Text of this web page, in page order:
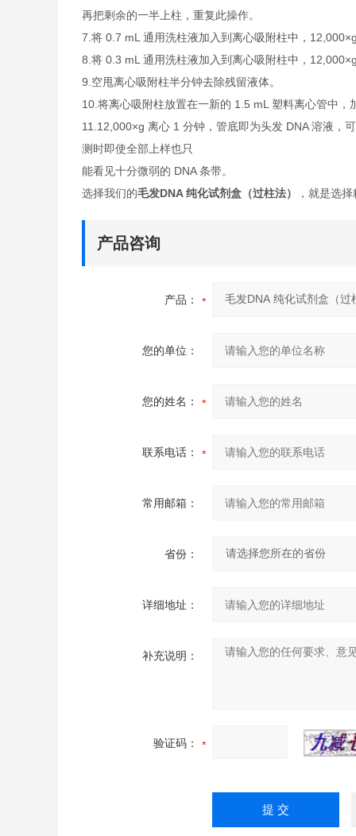
再把剩余的一半上柱，重复此操作。
7.将 0.7 mL 通用洗柱液加入到离心吸附柱中，
8.将 0.3 mL 通用洗柱液加入到离心吸附柱中，
9.空甩离心吸附柱半分钟去除残留液体。
10.将离心吸附柱放置在一新的 1.5 mL 塑料离心管中
11.12,000×g 离心 1 分钟，管底即为头发 DNA 溶液，
测时即使全部上样也只
能看见十分微弱的 DNA 条带。
选择我们的毛发DNA 纯化试剂盒（过柱法） ，就是选
产品咨询
产品：
您的单位：
您的姓名：
联系电话：
常用邮箱：
省份：
详细地址：
补充说明：
验证码：